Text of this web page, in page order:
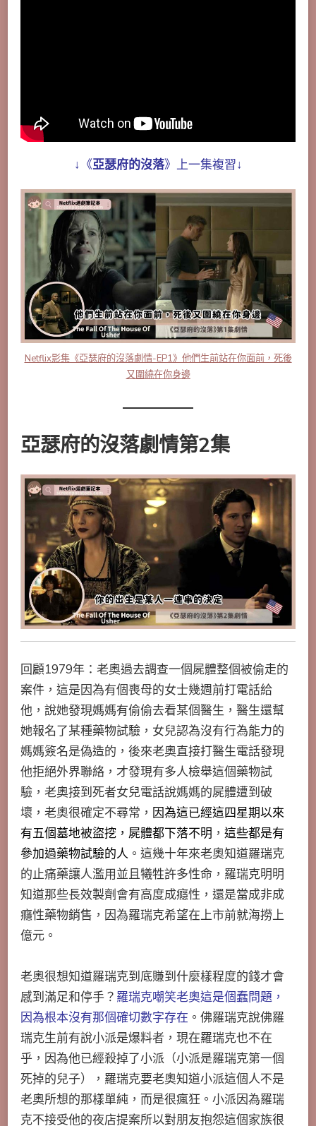
↓《亞瑟府的沒落》上一集複習↓
Netflix影集《亞瑟府的沒落劇情-EP1》他們生前站在你面前，死後
又圍繞在你身邊
亞瑟府的沒落劇情第2集
回顧1979年：老奧過去調查一個屍體整個被偷走的
案件，這是因為有個喪母的女士幾週前打電話給
他，說她發現媽媽有偷偷去看某個醫生，醫生還幫
她報名了某種藥物試驗，女兒認為沒有行為能力的
媽媽簽名是偽造的，後來老奧直接打醫生電話發現
他拒絕外界聯絡，才發現有多人檢舉這個藥物試
驗，老奧接到死者女兒電話說媽媽的屍體遭到破
壞，老奧很確定不尋常， 因為這已經這四星期以來
有五個墓地被盜挖，屍體都下落不明 ， 這些都是有
參加過藥物試驗的人 。這幾十年來老奧知道羅瑞克
的止痛藥讓人濫用並且犧牲許多性命，羅瑞克明明
知道那些長效製劑會有高度成癮性，還是當成非成
癮性藥物銷售，因為羅瑞克希望在上市前就海撈上
億元。
老奧很想知道羅瑞克到底賺到什麼樣程度的錢才會
感到滿足和停手？ 羅瑞克嘲笑老奧這是個蠢問題，
因為根本沒有那個確切數字存在 。佛羅瑞克說佛羅
瑞克生前有說小派是爆料者，現在羅瑞克也不在
乎，因為他已經殺掉了小派（小派是羅瑞克第一個
死掉的兒子），羅瑞克要老奧知道小派這個人不是
老奧所想的那樣單純，而是很瘋狂。小派因為羅瑞
克不接受他的夜店提案所以對朋友抱怨這個家族很